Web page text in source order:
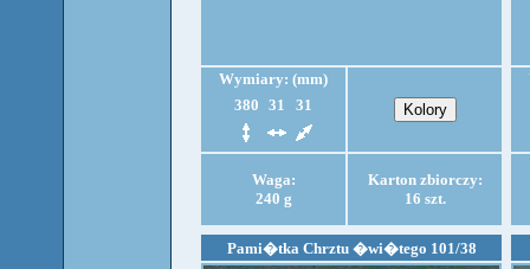
Wymiary: (mm)
380 31 31
Waga:
240 g
Karton zbiorczy:
16 szt.
Pami�tka Chrztu �wi�tego 101/38